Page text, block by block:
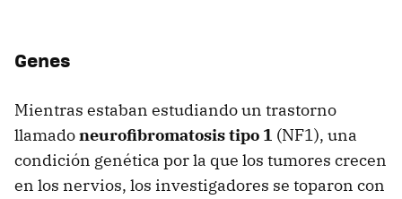
Genes
Mientras estaban estudiando un trastorno
llamadoneurofibromatosis tipo 1 (NF1), una
condición genética por la que los tumores crecen
en los nervios, los investigadores se toparon con